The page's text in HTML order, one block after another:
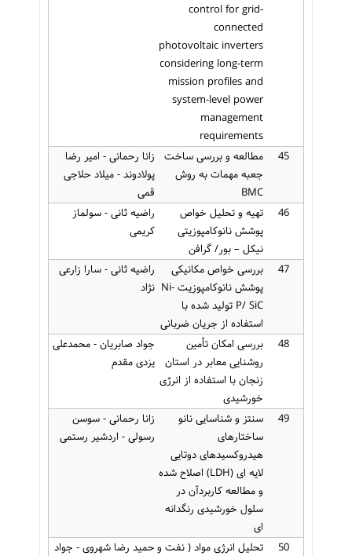
control for grid-
connected
photovoltaic inverters
considering long-term
mission profiles and
system-level power
management
requirements
45
مطالعه و بررسی ساخت
جعبه مهمات به روش
BMC
زانا رحمانی - امیر رضا
پولادوند - میلاد حلاجی
قمی
46
تهیه و تحلیل خواص
پوشش نانوکامپوزیتی
نیکل – بور/ گرافن
راضیه ثانی - سولماز
کریمی
47
بررسی خواص مکانیکی
پوشش نانوکامپوزیت Ni-
P/ SiC تولید شده با
استفاده از جریان ضربانی
راضیه ثانی - سارا زارعی
نژاد
48
بررسی امکان تأمین
روشنایی معابر در استان
زنجان با استفاده از انرژی
خورشیدی
جواد صابریان - محمدعلی
یزدی مقدم
49
سنتز و شناسایی نانو
ساختارهای
هیدروکسیدهای دوتایی
لایه ای (LDH) اصلاح شده
و مطالعه کاربردآن در
سلول خورشیدی رنگدانه
ای
زانا رحمانی - سوسن
رسولی - اردشیر رستمی
50
تحلیل انرژی مواد ( نفت و حمید رضا شهروی - جواد